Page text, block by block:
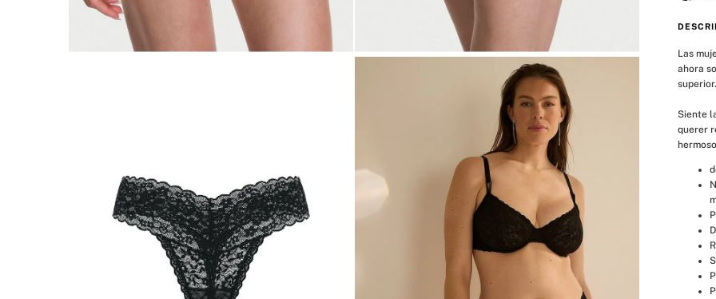
Las
ahora
superior.
Siente
querer